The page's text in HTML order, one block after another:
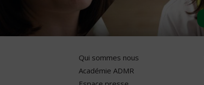
Qui sommes nous
Académie ADMR